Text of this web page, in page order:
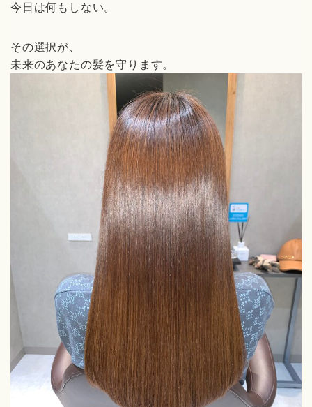
今日は何もしない。
その選択が、
未来のあなたの髪を守ります。